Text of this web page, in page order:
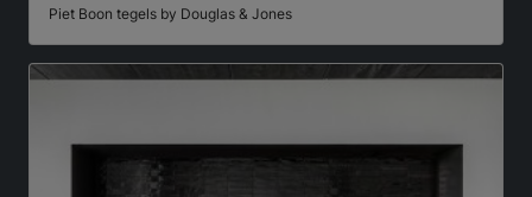
Piet Boon tegels by Douglas & Jones